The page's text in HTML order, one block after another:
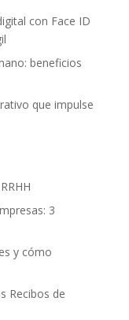
con Face ID
beneficios
que impulse
3
y cómo
Recibos de